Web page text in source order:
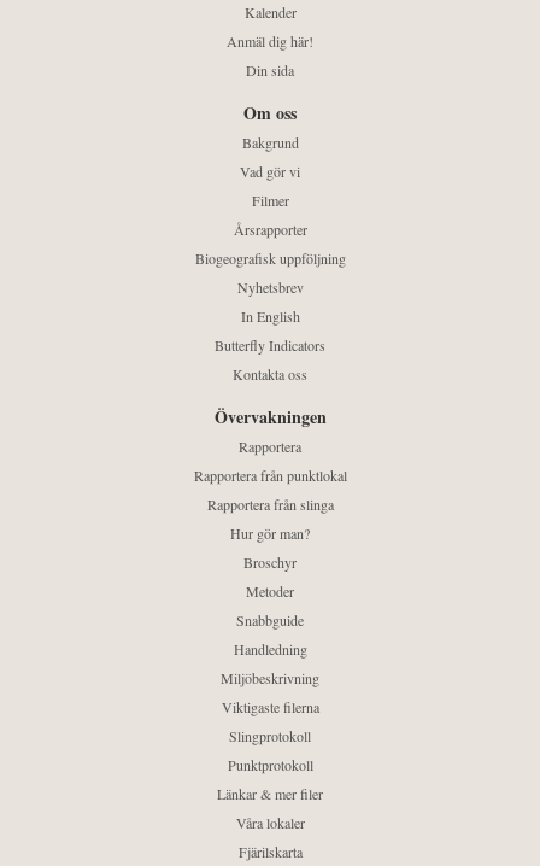
Kalender
Anmäl dig här!
Din sida
Om oss
Bakgrund
Vad gör vi
Filmer
Årsrapporter
Biogeografisk uppföljning
Nyhetsbrev
In English
Butterfly Indicators
Kontakta oss
Övervakningen
Rapportera
Rapportera från punktlokal
Rapportera från slinga
Hur gör man?
Broschyr
Metoder
Snabbguide
Handledning
Miljöbeskrivning
Viktigaste filerna
Slingprotokoll
Punktprotokoll
Länkar & mer filer
Våra lokaler
Fjärilskarta